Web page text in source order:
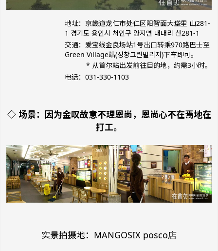
地址：京畿道龙仁市处仁区阳智面大垈里 山281-
1 경기도 용인시 처인구 양지면 대대리 산281-1
交通：爱宝线金良场站1号出口转乘970路巴士至
Green Village站(성창그린빌리지)下车即可。
* 从首尔站出发前往目的地，约需3小时。
电话：031-330-1103
◇ 场景：因为金叹故意不理恩尚，恩尚心不在焉地在
打工。
实景拍摄地：MANGOSIX posco店